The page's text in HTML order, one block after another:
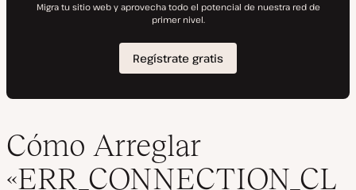
Cómo Arreglar
«ERR_CONNECTION_CL